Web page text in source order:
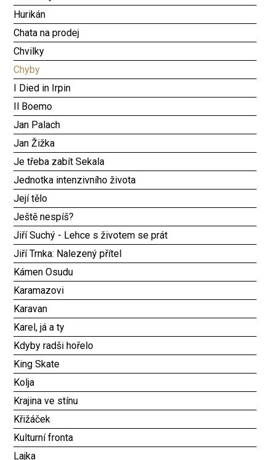
Hurikán
Chata na prodej
Chvilky
Chyby
I Died in Irpin
Il Boemo
Jan Palach
Jan Žižka
Je třeba zabít Sekala
Jednotka intenzivního života
Její tělo
Ještě nespíš?
Jiří Suchý - Lehce s životem se prát
Jiří Trnka: Nalezený přítel
Kámen Osudu
Karamazovi
Karavan
Karel, já a ty
Kdyby radši hořelo
King Skate
Kolja
Krajina ve stínu
Křižáček
Kulturní fronta
Lajka